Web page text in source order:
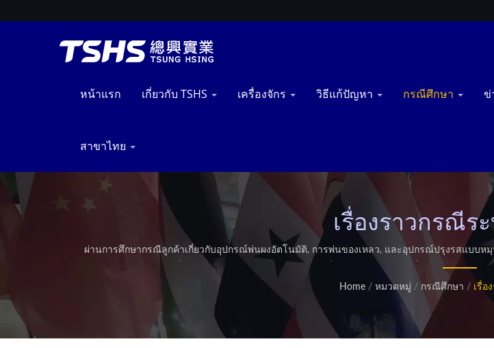
หน้าแรก เกี่ยวกับ TSHS เครื่องจักร วิธีแก้ปัญหา กรณีศึกษา ข่
สาขาไทย
เรื่องราวกรณีร
ผ่านการศึกษากรณีลูกค้าเกี่ยวกับอุปกรณ์พ่นผงอัตโนมัติ, การพ่นของเหลว, และอุปกรณ์ปรุงรสแบบห
การผลิต—เน้นความสม่ำเสมอในการกระจายผงและความสม่ำเสมอของรสชาติ เพื่อช่วยให้ผู้ผลิตป
เครื่องจักรอาหารมืออาชีพ เรามีระบบทำความร้อนที่จดสิทธิบัตรเฉพาะตัว มีการผลิตการทอดมากก
Home / หมวดหมู่ / กรณีศึกษา / เรื่อ